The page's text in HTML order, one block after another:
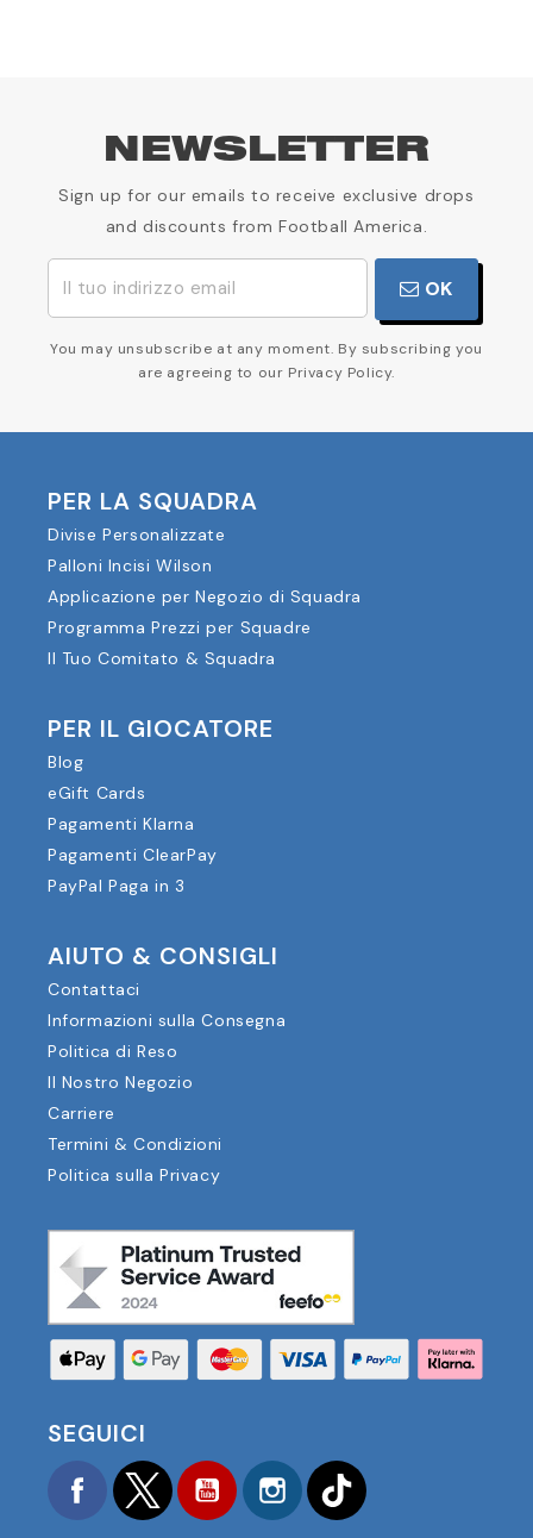
NEWSLETTER
Sign up for our emails to receive exclusive drops
and discounts from Football America.
OK
You may unsubscribe at any moment. By subscribing you
are agreeing to our Privacy Policy.
PER LA SQUADRA
Divise Personalizzate
Palloni Incisi Wilson
Applicazione per Negozio di Squadra
Programma Prezzi per Squadre
Il Tuo Comitato & Squadra
PER IL GIOCATORE
Blog
eGift Cards
Pagamenti Klarna
Pagamenti ClearPay
PayPal Paga in 3
AIUTO & CONSIGLI
Contattaci
Informazioni sulla Consegna
Politica di Reso
Il Nostro Negozio
Carriere
Termini & Condizioni
Politica sulla Privacy
SEGUICI
FacebookTwitter YouTubeInstagram